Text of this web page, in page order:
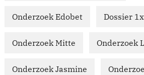
Onderzoek Edobet Dossier
Onderzoek Mitte Onderzoek
Onderzoek Jasmine